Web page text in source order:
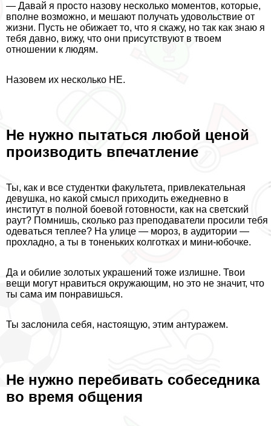
— Давай я просто назову несколько моментов, которые,
вполне возможно, и мешают получать удовольствие от
жизни. Пусть не обижает то, что я скажу, но так как знаю я
тебя давно, вижу, что они присутствуют в твоем
отношении к людям.
Назовем их несколько НЕ.
Не нужно пытаться любой ценой
производить впечатление
Ты, как и все студентки факультета, привлекательная
дeвyшка, но какой смысл приходить ежедневно в
институт в полной боевой готовности, как на светский
раут? Помнишь, сколько раз преподаватели просили тебя
одеваться теплее? На улице — мороз, в аудитории —
прохладно, а ты в тоненьких колготках и мини-юбочке.
Да и обилие золотых украшений тоже излишне. Твои
вещи могут нравиться окружающим, но это не значит, что
ты сама им понравишься.
Ты заслонила себя, настоящую, этим антуражем.
Не нужно перебивать собеседника
во время общения